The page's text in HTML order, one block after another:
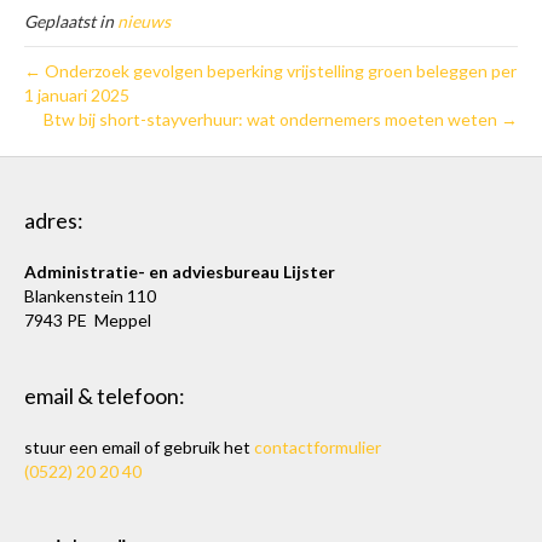
Geplaatst innieuws
← Onderzoek gevolgen beperking vrijstelling groen beleggen per
1 januari 2025
Btw bij short-stayverhuur: wat ondernemers moeten weten →
adres:
Administratie- en adviesbureau Lijster
Blankenstein 110
7943 PE Meppel
email & telefoon:
stuur een email of gebruik het contactformulier
(0522) 20 20 40